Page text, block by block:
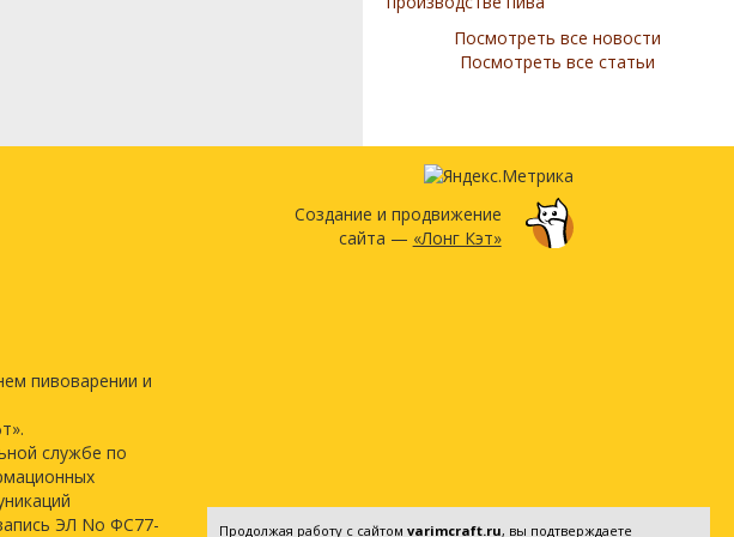
Посмотреть все новости
Посмотреть все статьи
пивоварении и
службе по
ЭЛ No ФС77-
Создание и продвижение
сайта — «Лонг Кэт»
Продолжая работу с сайтом varimcraft.ru, вы подтверждаете